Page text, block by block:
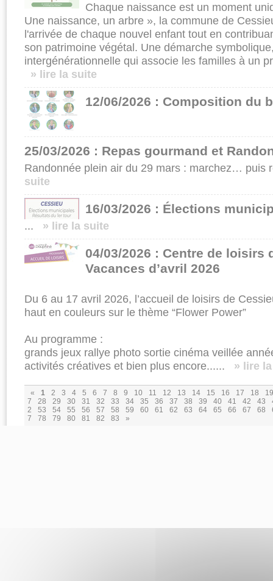
Chaque naissance est un moment
Une naissance, un arbre », la commune de
l'arrivée de chaque nouvel enfant tout en
son patrimoine végétal. Une démarche
intergénérationnelle qui associe les familles à un
» lire la suite
12/06/2026 : Composition du
25/03/2026 : Repas gourmand et
Randonnée plein air du 29 mars : marchez… puis
suite
16/03/2026 : Élections
... » lire la suite
04/03/2026 : Centre de loisirs
Vacances d’avril 2026
Du 6 au 17 avril 2026, l’accueil de loisirs de
haut en couleurs sur le thème “Flower Power”
Au programme :
grands jeux rallye photo sortie cinéma veillée
activités créatives et bien plus encore......
» lire
« 1 2 3 4 5 6 7 8 9 10 11 12 13 14 15 16 17 18
19
7
28 29 30 31 32 33 34 35 36 37 38 39 40 41 42 43
2
53 54 55 56 57 58 59 60 61 62 63 64 65 66 67 68
7
78 79 80 81 82 83 »